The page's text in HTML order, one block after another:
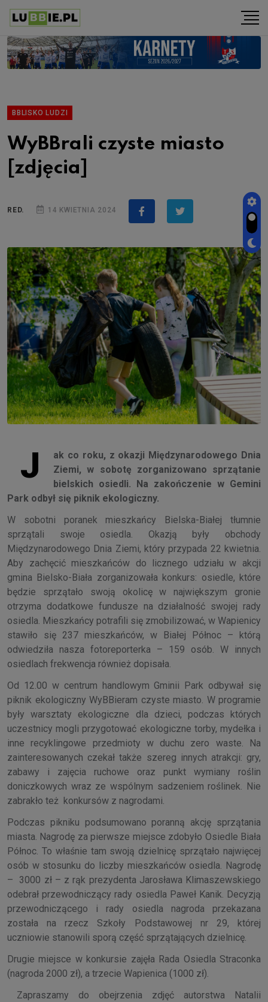
BBLISKO LUDZI
WyBBrali czyste miasto
[zdjęcia]
RED. 14 KWIETNIA 2024
J
ak co roku, z okazji Międzynarodowego Dnia
Ziemi, w sobotę zorganizowano sprzątanie
bielskich osiedli. Na zakończenie w Gemini
Park odbył się piknik ekologiczny.
W sobotni poranek mieszkańcy Bielska-Białej tłumnie
sprzątali swoje osiedla. Okazją były obchody
Międzynarodowego Dnia Ziemi, który przypada 22 kwietnia.
Aby zachęcić mieszkańców do licznego udziału w akcji
gmina Bielsko-Biała zorganizowała konkurs: osiedle, które
będzie sprzątało swoją okolicę w największym gronie
otrzyma dodatkowe fundusze na działalność swojej rady
osiedla. Mieszkańcy potrafili się zmobilizować, w Wapienicy
stawiło się 237 mieszkańców, w Białej Północ – którą
odwiedziła nasza fotoreporterka – 159 osób. W innych
osiedlach frekwencja również dopisała.
Od 12.00 w centrum handlowym Gminii Park odbywał się
piknik ekologiczny WyBBieram czyste miasto. W programie
były warsztaty ekologiczne dla dzieci, podczas których
uczestnicy mogli przygotować ekologiczne torby, mydełka i
inne recyklingowe przedmioty w duchu zero waste. Na
zainteresowanych czekał także szereg innych atrakcji: gry,
zabawy i zajęcia ruchowe oraz punkt wymiany roślin
doniczkowych wraz ze wspólnym sadzeniem roślinek. Nie
zabrakło też konkursów z nagrodami.
Podczas pikniku podsumowano poranną akcję sprzątania
miasta. Nagrodę za pierwsze miejsce zdobyło Osiedle Biała
Północ. To właśnie tam swoją dzielnicę sprzątało najwięcej
osób w stosunku do liczby mieszkańców osiedla. Nagrodę
– 3000 zł – z rąk prezydenta Jarosława Klimaszewskiego
odebrał przewodniczący rady osiedla Paweł Kanik. Decyzją
przewodniczącego i rady osiedla nagroda przekazana
została na rzecz Szkoły Podstawowej nr 29, której
uczniowie stanowili sporą część sprzątających dzielnicę.
Drugie miejsce w konkursie zajęła Rada Osiedla Straconka
(nagroda 2000 zł), a trzecie Wapienica (1000 zł).
Zapraszamy do obejrzenia zdjęć autorstwa Natalii